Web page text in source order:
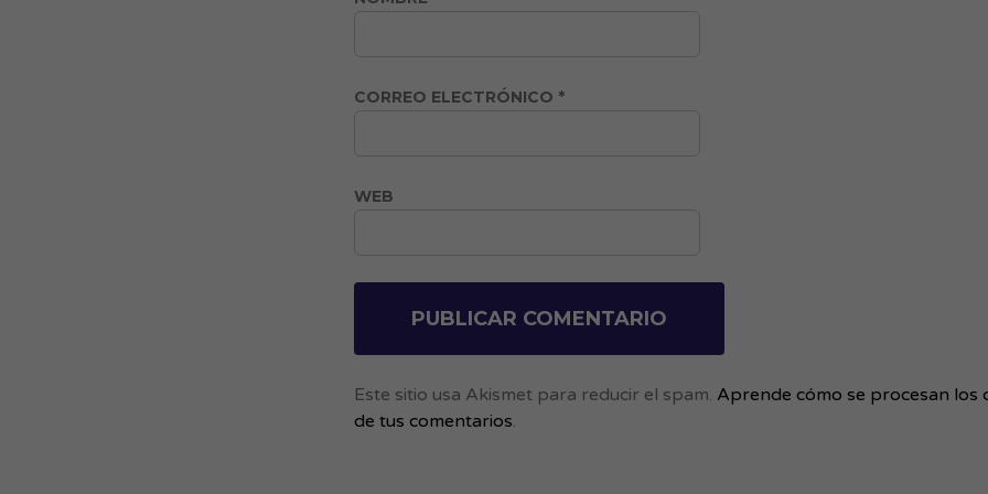
CORREO ELECTRÓNICO *
WEB
Este sitio usa Akismet para reducir el spam. Aprende cómo se procesan los
de tus comentarios.